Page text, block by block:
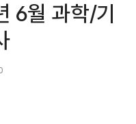
6월 과학/기